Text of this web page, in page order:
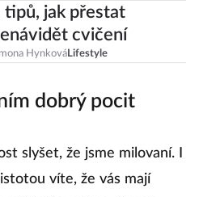
tipů, jak přestat
cvičení
HynkováLifestyle
dobrý pocit
slyšet, že jsme milovaní. I
víte, že vás mají